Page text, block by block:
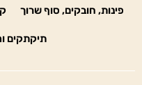
פינות, חובקים, סוף שרוך
תיקתקים